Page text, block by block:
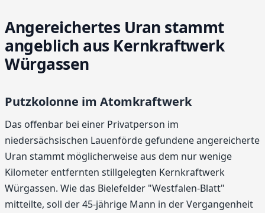
Angereichertes Uran stammt
angeblich aus Kernkraftwerk
Würgassen
Putzkolonne im Atomkraftwerk
Das offenbar bei einer Privatperson im
niedersächsischen Lauenförde gefundene angereicherte
Uran stammt möglicherweise aus dem nur wenige
Kilometer entfernten stillgelegten Kernkraftwerk
Würgassen. Wie das Bielefelder "Westfalen-Blatt"
mitteilte, soll der 45-jährige Mann in der Vergangenheit